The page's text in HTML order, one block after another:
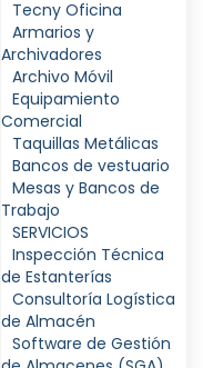
Tecny Oficina
Armarios y
Archivadores
Archivo Móvil
Equipamiento
Comercial
Taquillas Metálicas
Bancos de vestuario
Mesas y Bancos de
Trabajo
SERVICIOS
Inspección Técnica
de Estanterías
Consultoría Logística
de Almacén
Software de Gestión